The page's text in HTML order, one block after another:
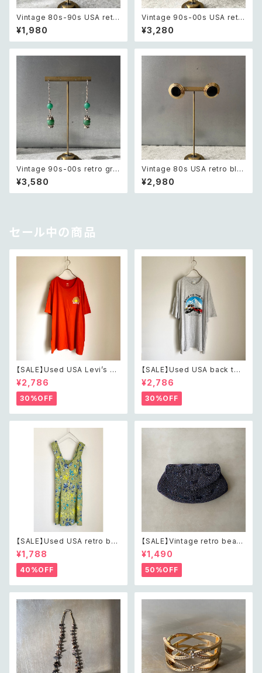
Vintage 80s-90s USA retr
o sun design pierce レトロ
アメリカ ヴィンテージ アクセサ
リー 太陽 デザイン ピアス
¥1,980
Vintage 90s-00s USA retr
o pink×gold marble beads
pierce レトロ アメリカ ヴィン
テージ アクセサリー ピンク×ゴ
¥3,280
Vintage 90s-00s retro gre
en aventurine pierce レトロ
ヴィンテージ アクセサリー 天然
石 グリーンアベンチュリン ピア
¥3,580
Vintage 80s USA retro bla
ck enamel circle design pi
erces レトロ アメリカ ヴィンテ
ージ アクセサリー ブラック エナ
¥2,980
セール中の商品
【SALE】Used USA Levi’s su
nrise design orange t shirt
レトロ アメリカ ユーズド 古着
リーバイス サンライズ デザイン
オレンジ Tシャツ XXL
¥2,786
30%OFF
【SALE】Used USA back to t
he 80s car design t shirt レ
トロ アメリカ ユーズド 古着 カ
ーデザイン ライトグレー Tシャ
ツ XXL
¥2,786
30%OFF
【SALE】Used USA retro bot
anical flower salopette sh
ort pants レトロ アメリカ ユー
ズド 古着 ライトグリーン ボタニ
カル フラワー サロペット ショー
トパンツ
¥1,788
40%OFF
【SALE】Vintage retro bead
s embroidery navy blue po
uch レトロ ヴィンテージ ホワイ
ト ビーズ刺繍 ネイビー 紺色 ポ
ーチ
¥1,490
50%OFF